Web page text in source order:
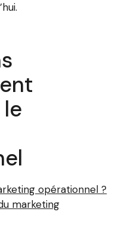
opérationnel ?
marketing